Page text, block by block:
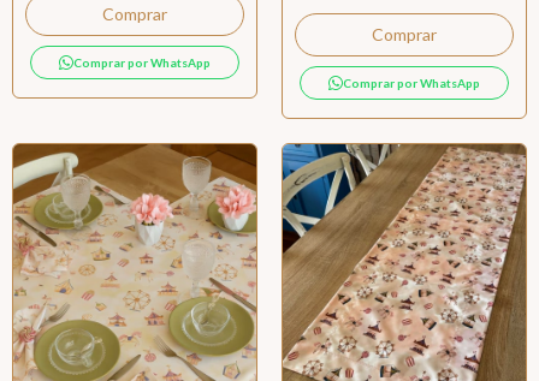
Comprar por WhatsApp
Comprar
Comprar por WhatsApp